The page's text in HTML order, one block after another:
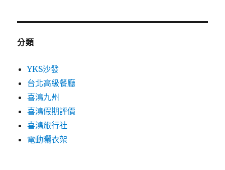
分類
YKS沙發
台北高級餐廳
喜鴻九州
喜鴻假期評價
喜鴻旅行社
電動曬衣架